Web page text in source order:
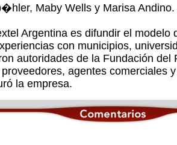
Maby Wells y Marisa Andino.
Argentina es difundir el modelo
con municipios,
autoridades de la Fundación del
agentes comerciales
la empresa.